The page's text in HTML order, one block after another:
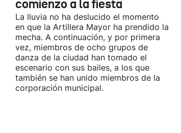
comienzo a la fiesta
La lluvia no ha deslucido el momento
en que la Artillera Mayor ha prendido la
mecha. A continuación, y por primera
vez, miembros de ocho grupos de
danza de la ciudad han tomado el
escenario con sus bailes, a los que
también se han unido miembros de la
corporación municipal.